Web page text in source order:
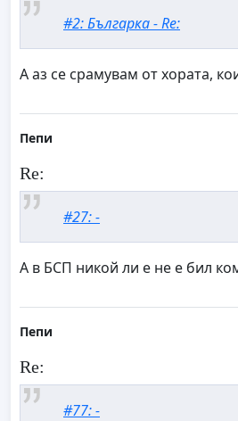
#2: Българка - Re:
А аз се срамувам от хората,
Пепи
Re:
#27: -
А в БСП никой ли е не е бил
Пепи
Re:
#77: -